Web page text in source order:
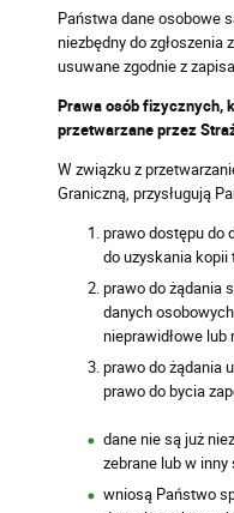
Państwa dane osobowe
niezbędny do zgłoszenia
usuwane zgodnie z
Prawa osób fizycznych,
przetwarzane przez
W związku z
Graniczną, przysługują
prawo dostępu do
do uzyskania kopii
prawo do żądania
danych
nieprawidłowe lub
prawo do żądania
prawo do bycia
dane nie są już
zebrane lub w
wniosą Państwo